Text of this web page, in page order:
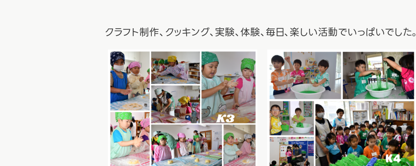
クラフト制作、クッキング、実験、体験、毎日、楽しい活動でいっぱいでした。